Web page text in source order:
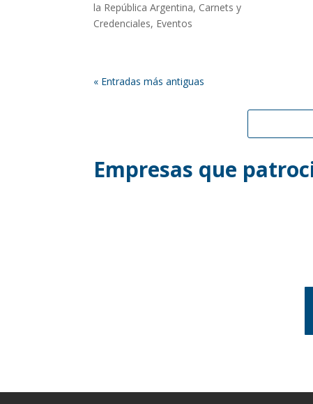
la República Argentina, Carnets y
Credenciales, Eventos
« Entradas más antiguas
Empresas que